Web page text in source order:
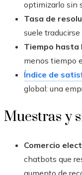
optimizarlo sin
Tasa de
suele
Tiempo hasta
menos tiempo
Índice de
global: una
Muestras y
Comercio
chatbots que